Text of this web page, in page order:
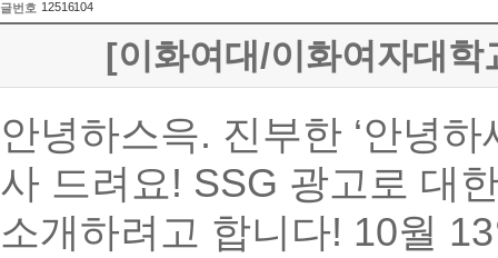
글번호 12516104
[이화여대/이화여자대
안녕하스윽. 진부한 ‘안녕하
사 드려요! SSG 광고로 대
소개하려고 합니다! 10월 13